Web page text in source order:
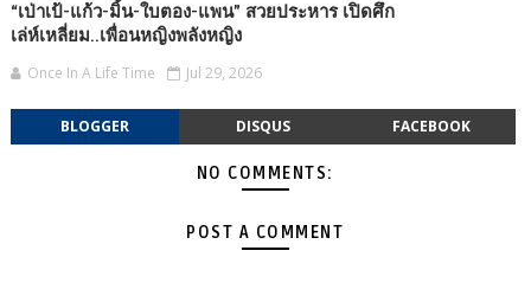
“เป่าเป้-แก้ว-มิ้น-ใบตอง-แพน” สวยประหาร เปิดศึก
เล่ห์เหลี่ยม..เพื่อนหญิงพลังหญิง
Once In A Life Time Jul 29, 2026
BLOGGER DISQUS FACEBOOK
NO COMMENTS:
POST A COMMENT